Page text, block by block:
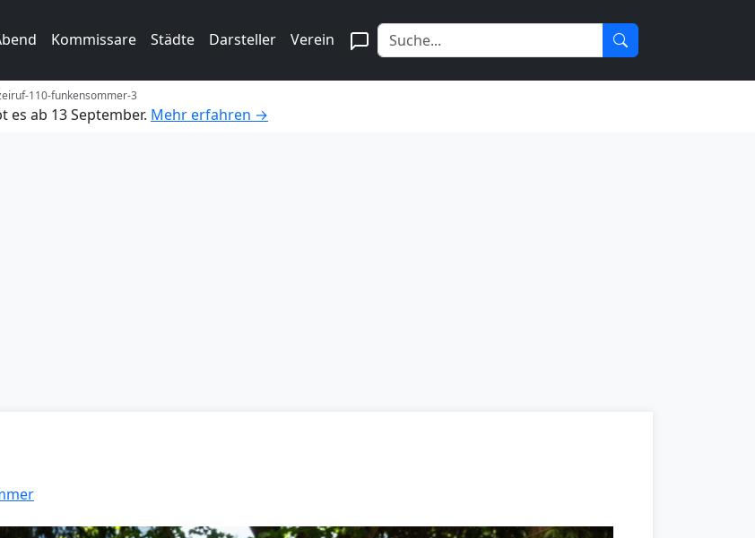
Kommissare Städte Darsteller Verein
110-funkensommer-3
es ab 13 September. Mehr erfahren →